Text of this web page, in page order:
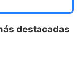
destacadas